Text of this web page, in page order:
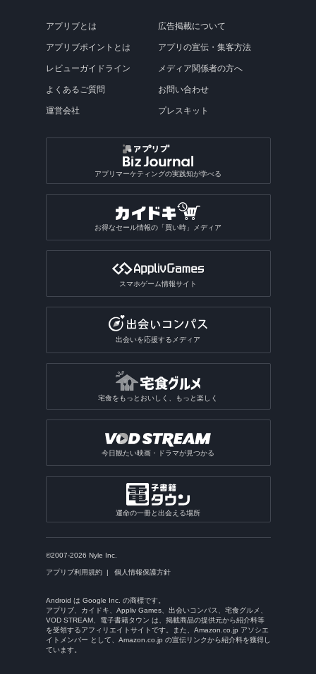
アプリブとは
アプリブポイントとは
レビューガイドライン
よくあるご質問
運営会社
広告掲載について
アプリの宣伝・集客方法
メディア関係者の方へ
お問い合わせ
プレスキット
アプリマーケティングの実践知が学べる
お得なセール情報の「買い時」メディア
スマホゲーム情報サイト
出会いを応援するメディア
宅食をもっとおいしく、もっと楽しく
今日観たい映画・ドラマが見つかる
運命の一冊と出会える場所
©2007-2026 Nyle Inc.
アプリブ利用規約 個人情報保護方針
Android は Google Inc. の商標です。
アプリブ、カイドキ、Appliv Games、出会いコンパス、宅食グルメ、
VOD STREAM、電子書籍タウン は、掲載商品の提供元から紹介料等
を受領するアフィリエイトサイトです。また、Amazon.co.jp アソシエ
イトメンバー として、Amazon.co.jp の宣伝リンクから紹介料を獲得し
ています。